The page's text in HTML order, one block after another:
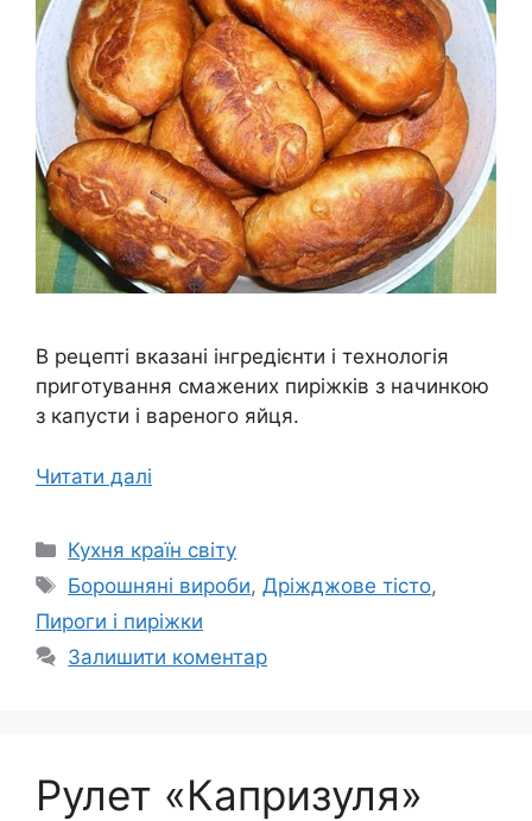
В рецепті вказані інгредієнти і технологія
приготування смажених пиріжків з начинкою
з капусти і вареного яйця.
Читати далі
Категорії
Кухня країн світу
Позначки
Борошняні вироби,Дріжджове тісто,
Пироги і пиріжки
Залишити коментар
Рулет «Капризуля»